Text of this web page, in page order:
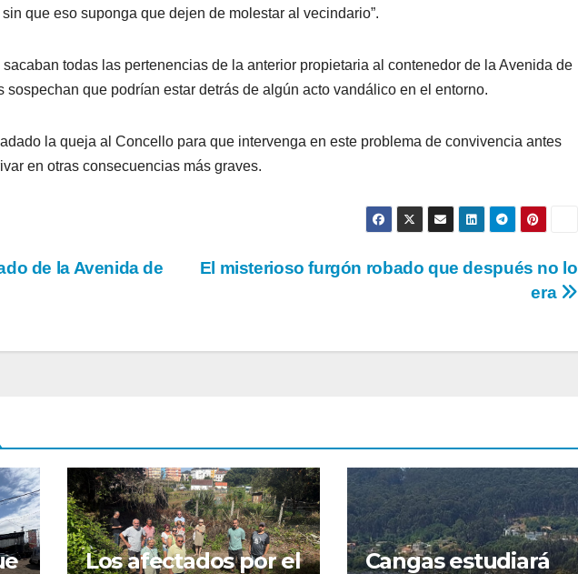
que eso suponga que dejen de molestar al vecindario”.
todas las pertenencias de la anterior propietaria al contenedor de la Avenida de
sospechan que podrían estar detrás de algún acto vandálico en el entorno.
la queja al Concello para que intervenga en este problema de convivencia antes
en otras consecuencias más graves.
El misterioso furgón robado que después no lo
era
de la Avenida de
Los afectados por el
Cangas estudiará